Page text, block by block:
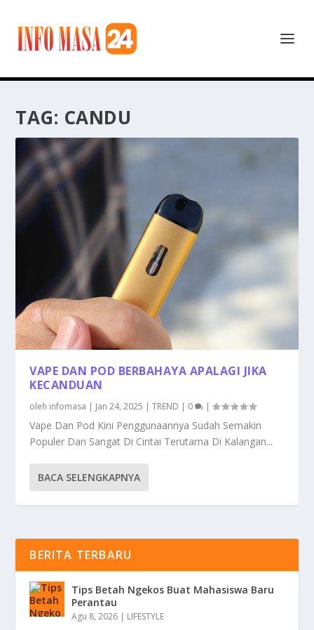
TAG: CANDU
VAPE DAN POD BERBAHAYA APALAGI JIKA
KECANDUAN
oleh infomasa | Jan 24, 2025 |TREND | 0 |
Vape Dan Pod Kini Penggunaannya Sudah Semakin
Populer Dan Sangat Di Cintai Terutama Di Kalangan...
BACA SELENGKAPNYA
BERITA TERBARU
Tips Betah Ngekos Buat Mahasiswa Baru
Perantau
Agu 8, 2026 | LIFESTYLE